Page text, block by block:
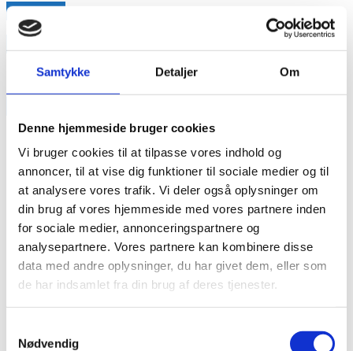
Samtykke Detaljer Om
Denne hjemmeside bruger cookies
Vi bruger cookies til at tilpasse vores indhold og
annoncer, til at vise dig funktioner til sociale medier og til
at analysere vores trafik. Vi deler også oplysninger om
din brug af vores hjemmeside med vores partnere inden
for sociale medier, annonceringspartnere og
analysepartnere. Vores partnere kan kombinere disse
data med andre oplysninger, du har givet dem, eller som
de har indsamlet fra din brug af deres tjenester.
Nødvendig
annonce